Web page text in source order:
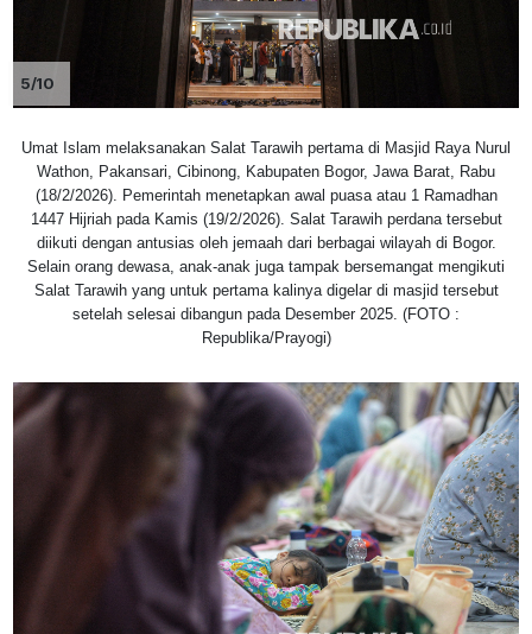
5/10
Umat Islam melaksanakan Salat Tarawih pertama di Masjid Raya Nurul
Wathon, Pakansari, Cibinong, Kabupaten Bogor, Jawa Barat, Rabu
(18/2/2026). Pemerintah menetapkan awal puasa atau 1 Ramadhan
1447 Hijriah pada Kamis (19/2/2026). Salat Tarawih perdana tersebut
diikuti dengan antusias oleh jemaah dari berbagai wilayah di Bogor.
Selain orang dewasa, anak-anak juga tampak bersemangat mengikuti
Salat Tarawih yang untuk pertama kalinya digelar di masjid tersebut
setelah selesai dibangun pada Desember 2025. (FOTO :
Republika/Prayogi)